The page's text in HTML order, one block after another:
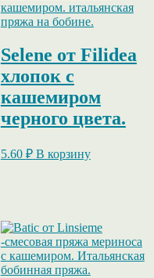
Selene от Filidea
хлопок с
кашемиром
черного цвета.
5.60 ₽ В корзину